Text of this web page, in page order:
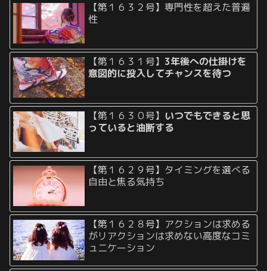
【第１６３２号】専門性を超えた普遍
性
【第１６３１号】 3年後への仕掛けを
意図的に投入してチャンスを待つ
【第１６３０号】 いつでもできると思
っていると油断する
【第１６２９号】タイミングを選べる
自由と焦る気持ち
【第１６２８号】アクションは求める
がリアクションは求めない高度なコミ
ュニケーション